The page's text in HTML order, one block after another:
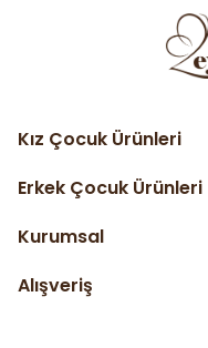
Kız Çocuk Ürünleri
Erkek Çocuk Ürünleri
Kurumsal
Alışveriş